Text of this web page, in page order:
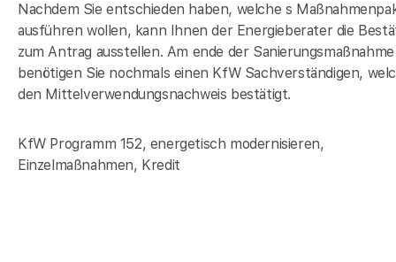
Nachdem Sie entschieden haben, welche s
ausführen wollen, kann Ihnen der Energieberater die
zum Antrag ausstellen. Am ende der Sanierungsmaßnahme
benötigen Sie nochmals einen KfW Sachverständigen,
den Mittelverwendungsnachweis bestätigt.
KfW Programm 152, energetisch modernisieren,
Einzelmaßnahmen, Kredit